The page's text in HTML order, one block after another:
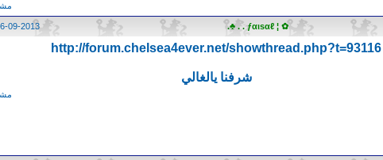
09-2013 ✿ ¦ ƒαιѕαℓ . . ♣.
http://forum.chelsea4ever.net/showthread.php?t=93116
شرفنا يالغالي